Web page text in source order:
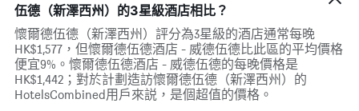
伍德（新澤西州）的3星級酒店相比？
懷爾德伍德（新澤西州）評分為3星級的酒店通常每晚
HK$1,577，但懷爾德伍德酒店 - 威德伍德比此區的平均價格
便宜9%。懷爾德伍德酒店 - 威德伍德的每晚價格是
HK$1,442；對於計劃造訪懷爾德伍德（新澤西州）的
HotelsCombined用戶來説，是個超值的價格。